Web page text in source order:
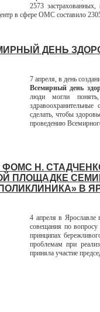
2573
в сфере ОМС составило
ДЕНЬ
7 апреля, в день
Всемирный день
люди могли
сделать, чтобы
проведению
ФОМС Н.
ПЛОЩАДКЕ
В
4 апреля в Ярославле
совещания по
принципах
проблемам при
приняла участие